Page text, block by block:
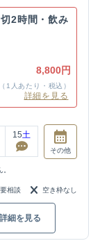
2時間・飲み
8,800円
（1人あたり・税込）
詳細を見る
15土
その他
要相談 空き枠なし
詳細を見る